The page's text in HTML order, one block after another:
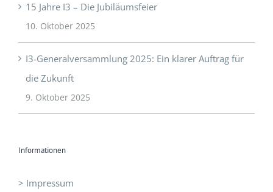
15 Jahre I3 – Die Jubiläumsfeier
10. Oktober 2025
I3-Generalversammlung 2025: Ein klarer Auftrag für
die Zukunft
9. Oktober 2025
Informationen
> Impressum